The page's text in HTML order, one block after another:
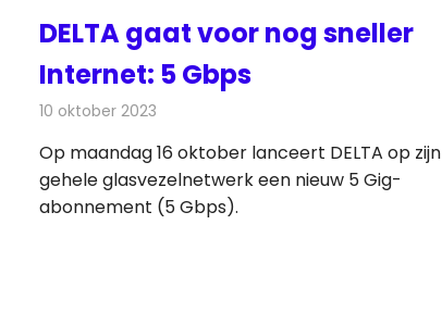
DELTA gaat voor nog sneller
Internet: 5 Gbps
10 oktober 2023
Op maandag 16 oktober lanceert DELTA op zijn
gehele glasvezelnetwerk een nieuw 5 Gig-
abonnement (5 Gbps).